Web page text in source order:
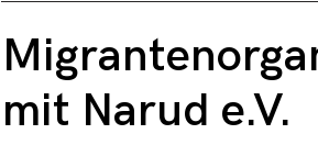
mit Narud e.V.